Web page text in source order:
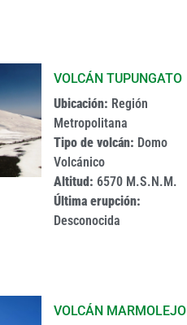
VOLCÁN TUPUNGATO
Ubicación: Región
Metropolitana
Tipo de volcán: Domo
Volcánico
Altitud: 6570 M.S.N.M.
Última erupción:
Desconocida
VOLCÁN MARMOLEJO